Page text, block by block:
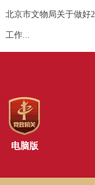
北京市文物局关于做好
工作...
电脑版